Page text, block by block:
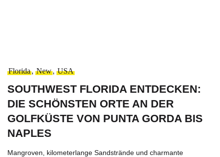
Florida, New, USA
SOUTHWEST FLORIDA ENTDECKEN:
DIE SCHÖNSTEN ORTE AN DER
GOLFKÜSTE VON PUNTA GORDA BIS
NAPLES
Mangroven, kilometerlange Sandstrände und charmante